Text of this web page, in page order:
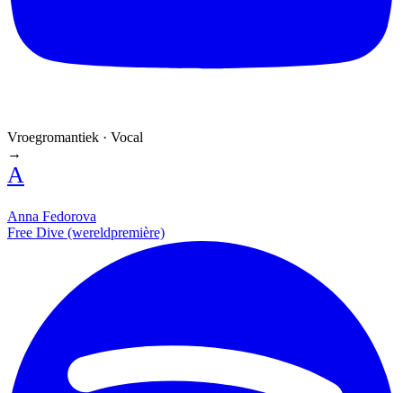
Vroegromantiek · Vocal
→
A
Anna Fedorova
Free Dive (wereldpremière)